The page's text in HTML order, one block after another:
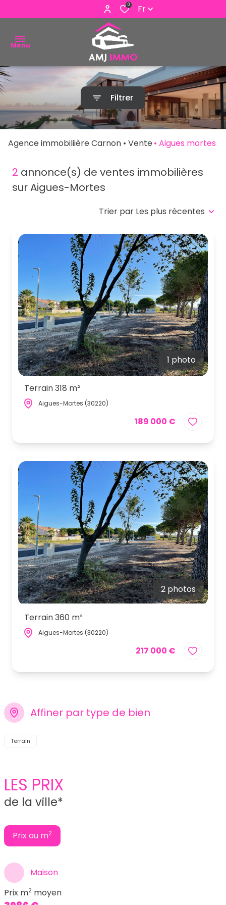
0 Fr
Menu
ACHETER
VENDRE
ESTIMER
E-MAIL
NOUS
Filtrer
Agence immobiliière Carnon Vente Aigues mortes
2 annonce(s) de ventes immobilières
sur Aigues-Mortes
Trier par Les plus récentes
1 photo
Terrain 318 m²
Aigues-Mortes (30220)
189 000 €
2 photos
Terrain 360 m²
Aigues-Mortes (30220)
217 000 €
Affiner par type de bien
Terrain
LES PRIX
de la ville*
Prix au m2
Maison
Prix m2 moyen